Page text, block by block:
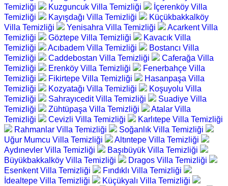
Temizliği
Kuzguncuk Villa Temizliği
İçerenköy Villa
Temizliği
Kayışdağı Villa Temizliği
Küçükbakkalköy
Villa Temizliği
Yenisahra Villa Temizliği
Acarkent Villa
Temizliği
Göztepe Villa Temizliği
Kavacık Villa
Temizliği
Acıbadem Villa Temizliği
Bostancı Villa
Temizliği
Caddebostan Villa Temizliği
Caferağa Villa
Temizliği
Erenköy Villa Temizliği
Fenerbahçe Villa
Temizliği
Fikirtepe Villa Temizliği
Hasanpaşa Villa
Temizliği
Kozyatağı Villa Temizliği
Koşuyolu Villa
Temizliği
Sahrayıcedit Villa Temizliği
Suadiye Villa
Temizliği
Zühtüpaşa Villa Temizliği
Atalar Villa
Temizliği
Cevizli Villa Temizliği
Karlıtepe Villa Temizliği
Rahmanlar Villa Temizliği
Soğanlık Villa Temizliği
Uğur Mumcu Villa Temizliği
Altıntepe Villa Temizliği
Aydınevler Villa Temizliği
Başıbüyük Villa Temizliği
Büyükbakkalköy Villa Temizliği
Dragos Villa Temizliği
Esenkent Villa Temizliği
Fındıklı Villa Temizliği
İdealtepe Villa Temizliği
Küçükyalı Villa Temizliği